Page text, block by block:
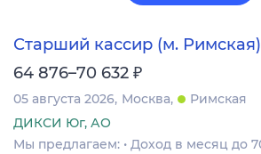
Старший кассир (м. Римская)
64 876–70 632 ₽
05 августа 2026 Москва
Римская
ДИКСИ Юг, АО
Мы предлагаем: • Доход в месяц до